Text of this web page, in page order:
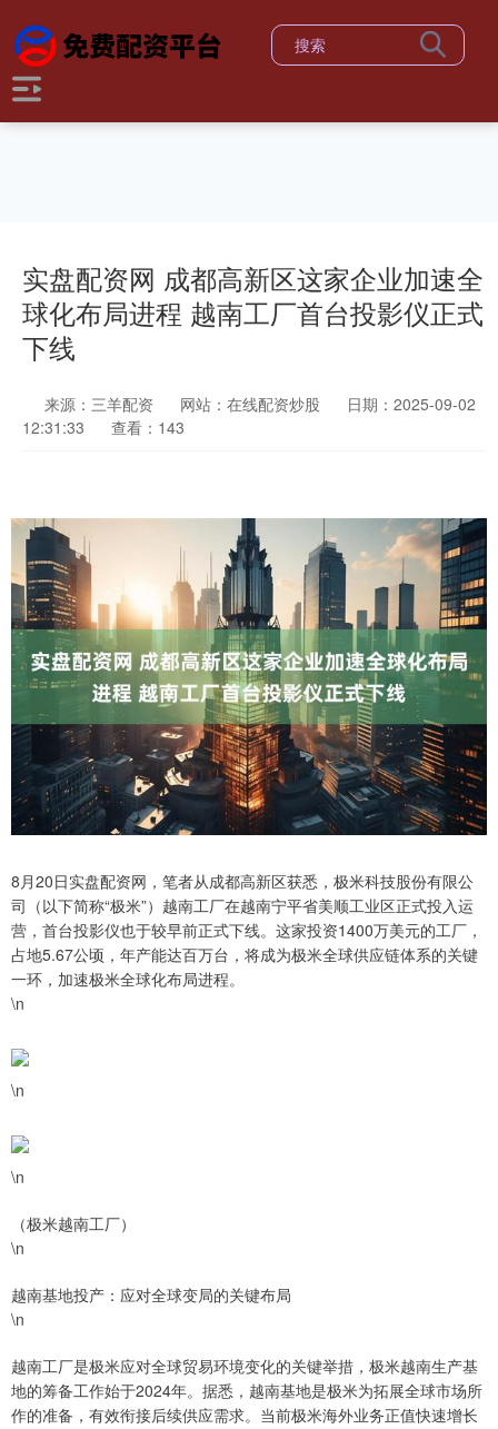
实盘配资网 成都高新区这家企业加速全
球化布局进程 越南工厂首台投影仪正式
下线
来源：三羊配资 网站：在线配资炒股
日期：2025-09-02
12:31:33
查看：143
8月20日实盘配资网，笔者从成都高新区获悉，极米科技股份有限公
司（以下简称“极米”）越南工厂在越南宁平省美顺工业区正式投入运
营，首台投影仪也于较早前正式下线。这家投资1400万美元的工厂，
占地5.67公顷，年产能达百万台，将成为极米全球供应链体系的关键
一环，加速极米全球化布局进程。
\n
\n
\n
（极米越南工厂）
\n
越南基地投产：应对全球变局的关键布局
\n
越南工厂是极米应对全球贸易环境变化的关键举措，极米越南生产基
地的筹备工作始于2024年。据悉，越南基地是极米为拓展全球市场所
作的准备，有效衔接后续供应需求。当前极米海外业务正值快速增长